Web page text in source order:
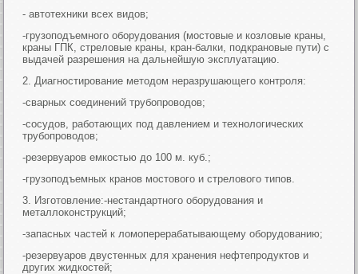
- автотехники всех видов;
-грузоподъемного оборудования (мостовые и козловые краны,
краны ГПК, стреловые краны, кран-балки, подкрановые пути) с
выдачей разрешения на дальнейшую эксплуатацию.
2. Диагностирование методом неразрушающего контроля:
-сварных соединений трубопроводов;
-сосудов, работающих под давлением и технологических
трубопроводов;
-резервуаров емкостью до 100 м. куб.;
-грузоподъемных кранов мостового и стрелового типов.
3. Изготовление:-нестандартного оборудования и
металлоконструкций;
-запасных частей к ломоперерабатывающему оборудованию;
-резервуаров двустенных для хранения нефтепродуктов и
других жидкостей;